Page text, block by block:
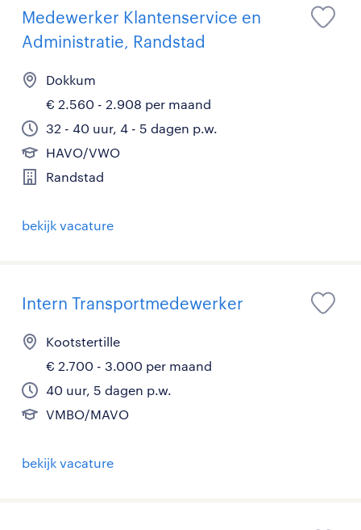
Medewerker Klantenservice en
Administratie, Randstad
Dokkum
€ 2.560 - 2.908 per maand
32 - 40 uur, 4 - 5 dagen p.w.
HAVO/VWO
Randstad
bekijk vacature
Intern Transportmedewerker
Kootstertille
€ 2.700 - 3.000 per maand
40 uur, 5 dagen p.w.
VMBO/MAVO
bekijk vacature